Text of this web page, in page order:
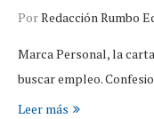
PorRedacción Rumbo
Marca Personal, la
buscar empleo.
Leer más